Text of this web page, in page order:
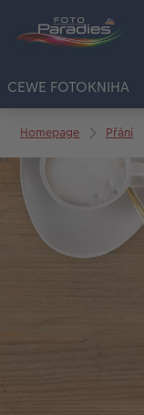
CEWE FOTOKNIHA
Homepage Přání